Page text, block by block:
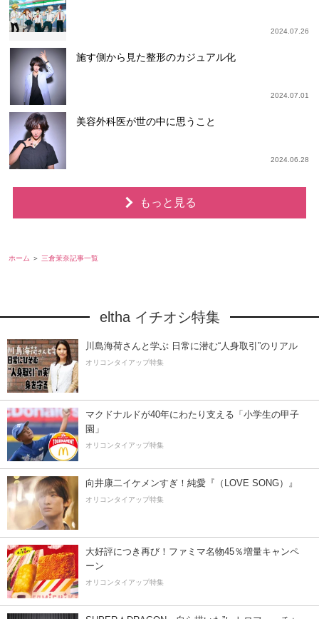
2024.07.26
施す側から見た整形のカジュアル化
2024.07.01
美容外科医が世の中に思うこと
2024.06.28
もっと見る
ホーム 三倉茉奈記事一覧
eltha イチオシ特集
川島海荷さんと学ぶ 日常に潜む“人身取引”のリアル
オリコンタイアップ特集
マクドナルドが40年にわたり支える「小学生の甲子
園」
オリコンタイアップ特集
向井康二イケメンすぎ！純愛『（LOVE SONG）』
オリコンタイアップ特集
大好評につき再び！ファミマ名物45％増量キャンペ
ーン
オリコンタイアップ特集